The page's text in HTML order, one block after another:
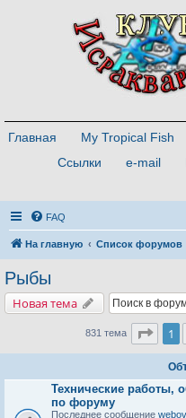
Главная My Tropical Fish
Ссылки
e-mail
FAQ
На главную Список форумов
Рыбы
Новая тема
831 тема 1
Технические работы,
по форуму
Последнее сообщение